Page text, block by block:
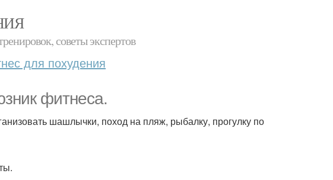
советы экспертов
для похудения
фитнеса.
шашлычки, поход на пляж, рыбалку, прогулку по